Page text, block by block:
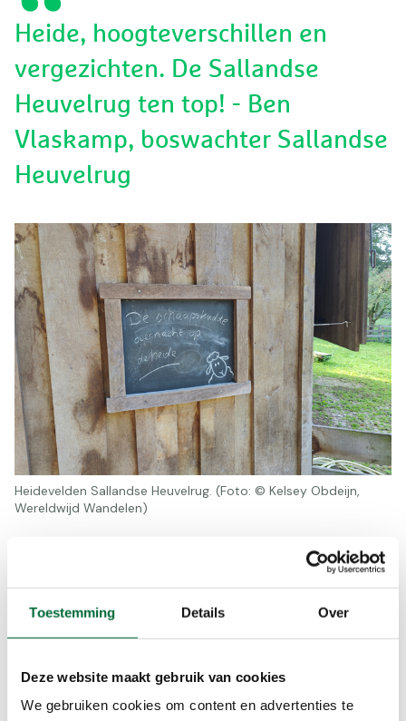
Toestemming Details Over
Deze website maakt gebruik van cookies
We gebruiken cookies om content en advertenties te
Heide, hoogteverschillen en
vergezichten. De Sallandse
Heuvelrug ten top! - Ben
Vlaskamp, boswachter Sallandse
Heuvelrug
Heidevelden Sallandse Heuvelrug. (Foto: © Kelsey Obdeijn,
Wereldwijd Wandelen)
Een heidelandschap is veel meer dan alleen maar
paarse heide. Het is een lappendeken van diverse
kruidige gebieden met een rijke geur, kleine
heideakkertjes, dichte jeneverbesstruwelen,